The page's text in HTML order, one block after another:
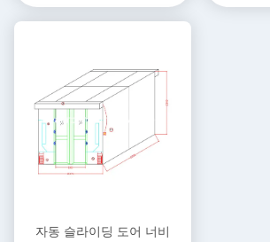
자동 슬라이딩 도어 너비